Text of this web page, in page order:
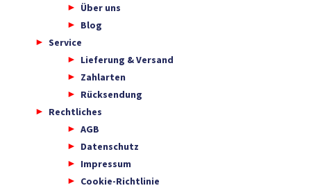
Über uns
Blog
Service
Lieferung & Versand
Zahlarten
Rücksendung
Rechtliches
AGB
Datenschutz
Impressum
Cookie-Richtlinie